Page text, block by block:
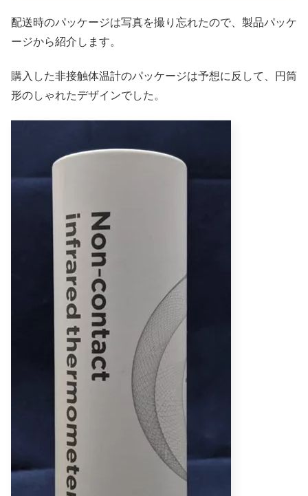
配送時のパッケージは写真を撮り忘れたので、製品パッケ
ージから紹介します。
購入した非接触体温計のパッケージは予想に反して、円筒
形のしゃれたデザインでした。